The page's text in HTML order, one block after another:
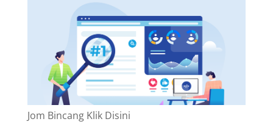
Jom Bincang Klik Disini